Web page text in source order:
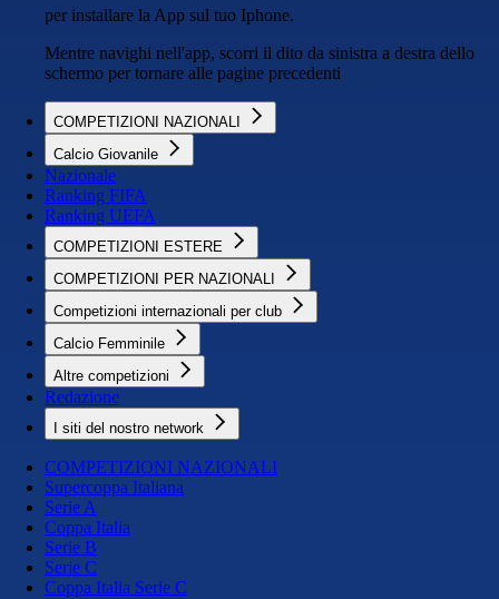
per installare la App sul tuo Iphone.
Mentre navighi nell'app, scorri il dito da sinistra a destra dello
schermo per tornare alle pagine precedenti
COMPETIZIONI NAZIONALI
Calcio Giovanile
Nazionale
Ranking FIFA
Ranking UEFA
COMPETIZIONI ESTERE
COMPETIZIONI PER NAZIONALI
Competizioni internazionali per club
Calcio Femminile
Altre competizioni
Redazione
I siti del nostro network
COMPETIZIONI NAZIONALI
Supercoppa Italiana
Serie A
Coppa Italia
Serie B
Serie C
Coppa Italia Serie C